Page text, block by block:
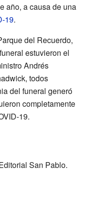
año, a causa de una
19.
del Recuerdo,
estuvieron el
Andrés
todos
del funeral generó
completamente
19.
San Pablo.